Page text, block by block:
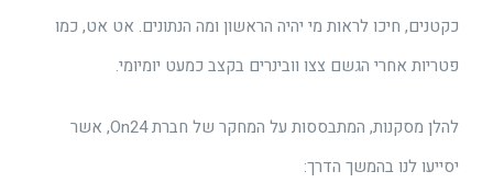
כקטנים, חיכו לראות מי יהיה הראשון ומה הנתונים. אט אט, כמו
פטריות אחרי הגשם צצו וובינרים בקצב כמעט יומיומי.
להלן מסקנות, המתבססות על המחקר של חברת On24, אשר
יסייעו לנו בהמשך הדרך: